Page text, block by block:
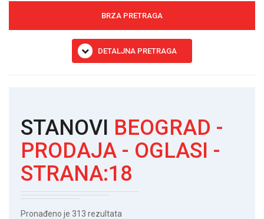
BRZA PRETRAGA
DETALJNA PRETRAGA
STANOVI BEOGRAD -
PRODAJA - OGLASI -
STRANA:18
Pronađeno je 313 rezultata